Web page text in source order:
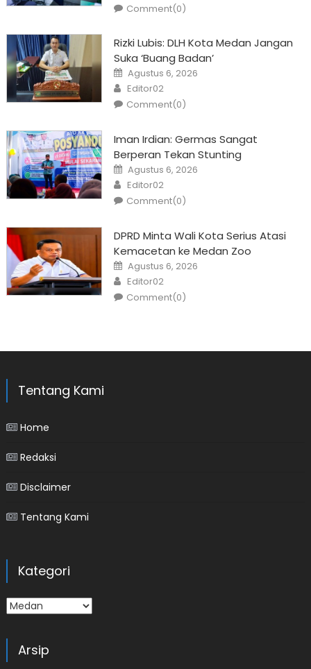
Comment(0)
Rizki Lubis: DLH Kota Medan Jangan
Suka ‘Buang Badan’
Posted
on
Agustus 6, 2026
Author
Editor02
Comment(0)
Iman Irdian: Germas Sangat
Berperan Tekan Stunting
Posted
on
Agustus 6, 2026
Author
Editor02
Comment(0)
DPRD Minta Wali Kota Serius Atasi
Kemacetan ke Medan Zoo
Posted
on
Agustus 6, 2026
Author
Editor02
Comment(0)
Tentang Kami
Home
Redaksi
Disclaimer
Tentang Kami
Kategori
Kategori
Arsip